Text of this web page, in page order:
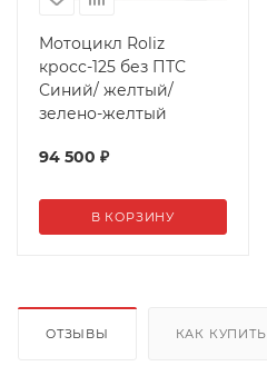
Мотоцикл Roliz
кросс-125 без ПТС
Синий/ желтый/
зелено-желтый
94 500 ₽
В КОРЗИНУ
ОТЗЫВЫ КАК КУПИТЬ